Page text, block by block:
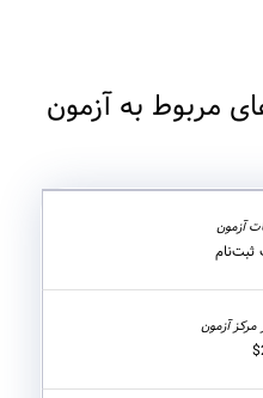
مربوط به آزمون
ثبت‌نام